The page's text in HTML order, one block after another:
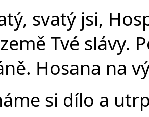
svatý jsi,
Tvé slávy.
Hosana na
si dílo a